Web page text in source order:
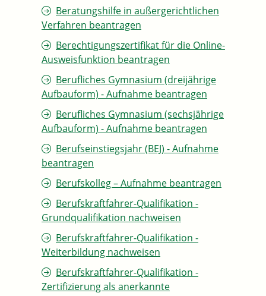
Beratungshilfe in außergerichtlichen
Verfahren beantragen
Berechtigungszertifikat für die Online-
Ausweisfunktion beantragen
Berufliches Gymnasium (dreijährige
Aufbauform) - Aufnahme beantragen
Berufliches Gymnasium (sechsjährige
Aufbauform) - Aufnahme beantragen
Berufseinstiegsjahr (BEJ) - Aufnahme
beantragen
Berufskolleg – Aufnahme beantragen
Berufskraftfahrer-Qualifikation -
Grundqualifikation nachweisen
Berufskraftfahrer-Qualifikation -
Weiterbildung nachweisen
Berufskraftfahrer-Qualifikation -
Zertifizierung als anerkannte